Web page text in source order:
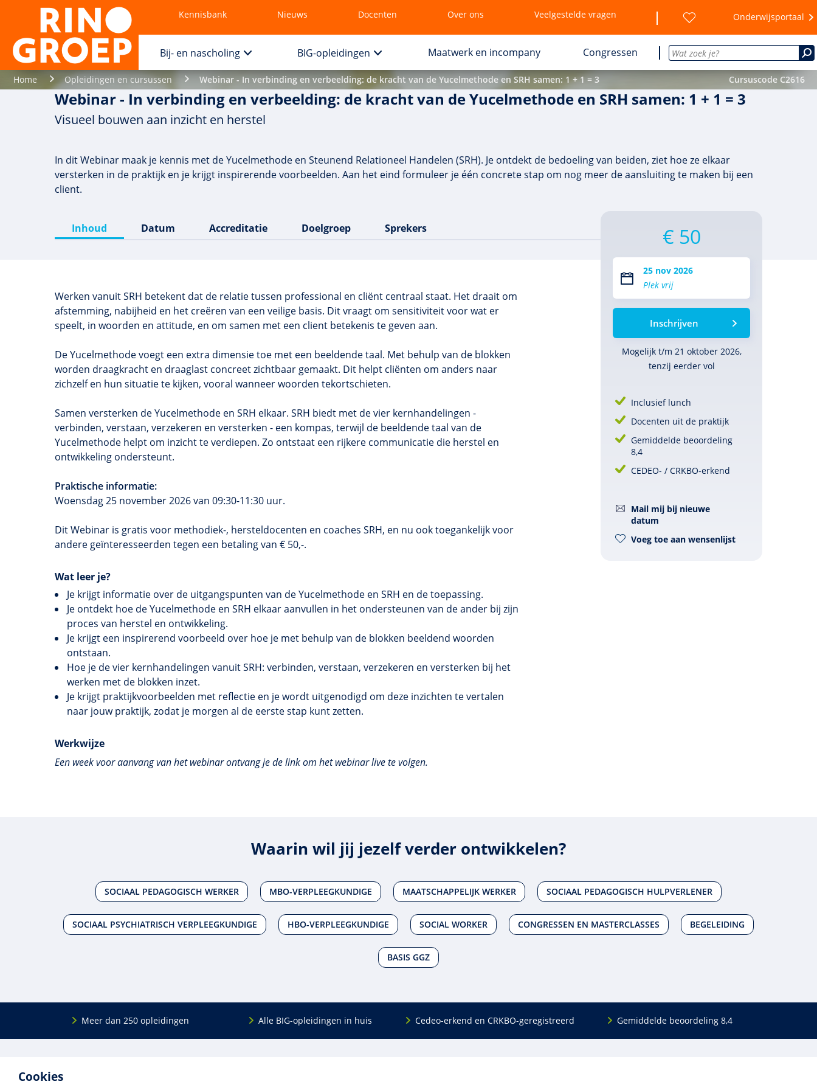
Cookies
Kennisbank Nieuws Docenten Over ons Veelgestelde vragen Onderwijsportaal
Bij- en nascholing BIG-opleidingen Maatwerk en incompany Congressen
Home Opleidingen en cursussen Webinar - In verbinding en verbeelding: de kracht van de Yucelmethode en SRH samen: 1 + 1 = 3 Cursuscode C2616
Webinar - In verbinding en verbeelding: de kracht van de Yucelmethode en SRH samen: 1 + 1 = 3
Visueel bouwen aan inzicht en herstel
In dit Webinar maak je kennis met de Yucelmethode en Steunend Relationeel Handelen (SRH). Je ontdekt de bedoeling van beiden, ziet hoe ze elkaar
versterken in de praktijk en je krijgt inspirerende voorbeelden. Aan het eind formuleer je één concrete stap om nog meer de aansluiting te maken bij een
client.
€ 50
25 nov 2026
Plek vrij
Inschrijven
Mogelijk t/m 21 oktober 2026,
tenzij eerder vol
Inclusief lunch
Docenten uit de praktijk
Gemiddelde beoordeling
8,4
CEDEO- / CRKBO-erkend
Mail mij bij nieuwe
datum
Voeg toe aan wensenlijst
Inhoud Datum Accreditatie Doelgroep Sprekers
Werken vanuit SRH betekent dat de relatie tussen professional en cliënt centraal staat. Het draait om
afstemming, nabijheid en het creëren van een veilige basis. Dit vraagt om sensitiviteit voor wat er
speelt, in woorden en attitude, en om samen met een client betekenis te geven aan.
De Yucelmethode voegt een extra dimensie toe met een beeldende taal. Met behulp van de blokken
worden draagkracht en draaglast concreet zichtbaar gemaakt. Dit helpt cliënten om anders naar
zichzelf en hun situatie te kijken, vooral wanneer woorden tekortschieten.
Samen versterken de Yucelmethode en SRH elkaar. SRH biedt met de vier kernhandelingen -
verbinden, verstaan, verzekeren en versterken - een kompas, terwijl de beeldende taal van de
Yucelmethode helpt om inzicht te verdiepen. Zo ontstaat een rijkere communicatie die herstel en
ontwikkeling ondersteunt.
Praktische informatie:
Woensdag 25 november 2026 van 09:30-11:30 uur.
Dit Webinar is gratis voor methodiek-, hersteldocenten en coaches SRH, en nu ook toegankelijk voor
andere geïnteresseerden tegen een betaling van € 50,-.
Wat leer je?
Je krijgt informatie over de uitgangspunten van de Yucelmethode en SRH en de toepassing.
Je ontdekt hoe de Yucelmethode en SRH elkaar aanvullen in het ondersteunen van de ander bij zijn
proces van herstel en ontwikkeling.
Je krijgt een inspirerend voorbeeld over hoe je met behulp van de blokken beeldend woorden
ontstaan.
Hoe je de vier kernhandelingen vanuit SRH: verbinden, verstaan, verzekeren en versterken bij het
werken met de blokken inzet.
Je krijgt praktijkvoorbeelden met reflectie en je wordt uitgenodigd om deze inzichten te vertalen
naar jouw praktijk, zodat je morgen al de eerste stap kunt zetten.
Werkwijze
Een week voor aanvang van het webinar ontvang je de link om het webinar live te volgen.
Waarin wil jij jezelf verder ontwikkelen?
SOCIAAL PEDAGOGISCH WERKER MBO-VERPLEEGKUNDIGE MAATSCHAPPELIJK WERKER SOCIAAL PEDAGOGISCH HULPVERLENER
SOCIAAL PSYCHIATRISCH VERPLEEGKUNDIGE HBO-VERPLEEGKUNDIGE SOCIAL WORKER CONGRESSEN EN MASTERCLASSES BEGELEIDING
BASIS GGZ
Meer dan 250 opleidingen Alle BIG-opleidingen in huis Cedeo-erkend en CRKBO-geregistreerd Gemiddelde beoordeling 8,4
voor mensen die werken met mensen met